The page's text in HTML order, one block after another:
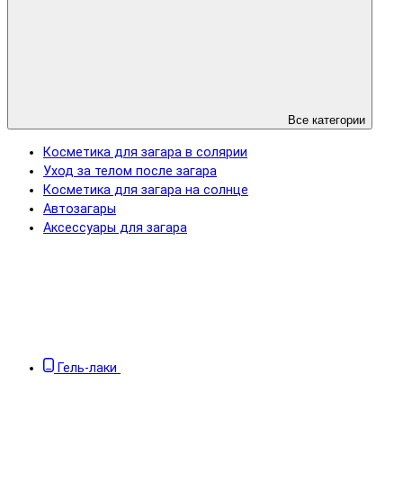
Все категории
Косметика для загара в солярии
Уход за телом после загара
Косметика для загара на солнце
Автозагары
Аксессуары для загара
Гель-лаки